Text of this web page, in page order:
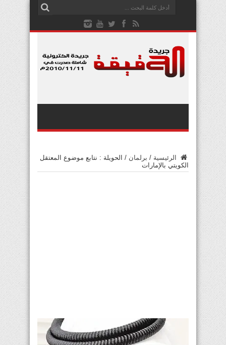
الرئيسية / برلمان / الحويلة : نتابع موضوع المعتقل
الكويتي بالإمارات